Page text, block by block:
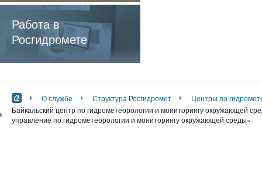
содержащие
обязательные
требования
Работа в
Росгидромете
О службе Структура Росгидромет
Центры по
Байкальский центр по гидрометеорологии и мониторингу окружающей
управление по гидрометеорологии и мониторингу окружающей среды»